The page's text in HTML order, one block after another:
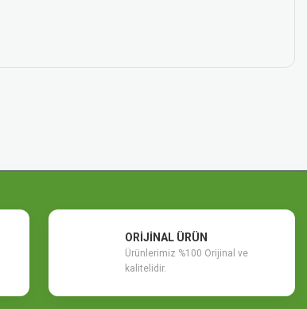
ORİJİNAL ÜRÜN
Ürünlerimiz %100 Orijinal ve
kalitelidir.